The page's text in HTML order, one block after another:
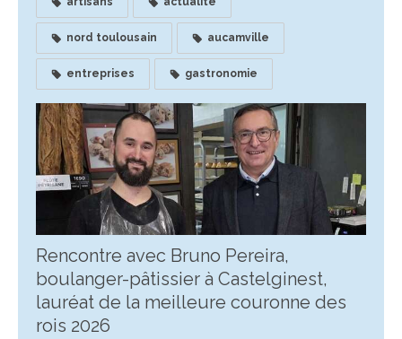
nord toulousain aucamville
entreprises gastronomie
Rencontre avec Bruno Pereira,
boulanger-pâtissier à Castelginest,
lauréat de la meilleure couronne des
rois 2026